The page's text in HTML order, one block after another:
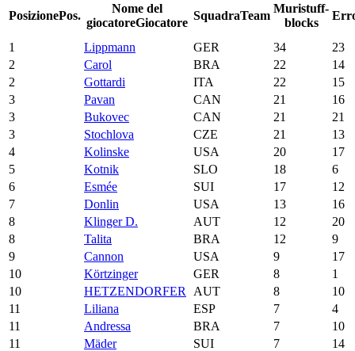
PosizionePos.
Nome del
giocatoreGiocatore
SquadraTeam
Muristuff-
blocks
1 Lippmann GER 34
23
2
Carol BRA 22
14
2
Gottardi ITA 22
15
3
Pavan CAN 21
16
3
Bukovec CAN 21
21
3
Stochlova CZE 21
13
4
Kolinske USA 20
17
5
Kotnik SLO 18
6
6
Esmée SUI 17
12
7
Donlin USA 13
16
8
Klinger D. AUT 12
20
8
Talita BRA 12
9
9
Cannon USA 9
17
10
Körtzinger GER 8
1
10
HETZENDORFER AUT 8
10
11
Liliana ESP 7
4
11
Andressa BRA 7
10
11
Mäder SUI 7
14